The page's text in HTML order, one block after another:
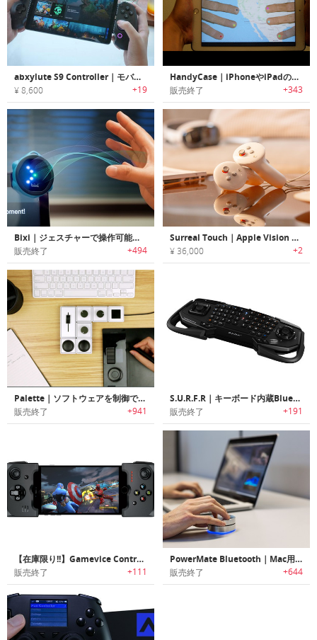
abxylute S9 Controller｜モバイルゲーミング用の振動機能付きコントローラー
¥ 8,600 +19
HandyCase｜iPhoneやiPadの背面操作が可能な透明ケース「ハンディーケース」
販売終了 +343
Bixi｜ジェスチャーで操作可能なスマートワイヤレスコントローラー「ビクシー」
販売終了 +494
Surreal Touch｜Apple Vision Pro用のゲーミングコントローラー
¥ 36,000 +2
Palette｜ソフトウェアを制御できるフリーフォーム·インタフェース
販売終了 +941
S.U.R.F.R｜キーボード内蔵Bluetoothゲームコントローラー「サーファー」
販売終了 +191
【在庫限り!!】Gamevice Controller｜iPhone/iPad mini用ゲームコントローラ「ゲームバイス・コントローラ」
販売終了 +111
PowerMate Bluetooth｜Mac用のプログラム可能なBluetoothコントローラ
販売終了 +644